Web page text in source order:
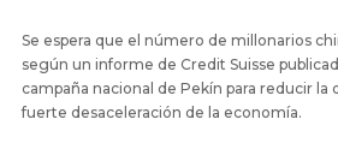
Se espera que el número de millonarios
según un informe de Credit Suisse
campaña nacional de Pekín para reducir la
fuerte desaceleración de la economía.